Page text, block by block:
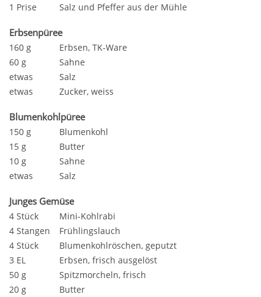
1 Prise
Salz und Pfeffer aus der Mühle
Erbsenpüree
160 g
Erbsen, TK-Ware
60 g
Sahne
etwas
Salz
etwas
Zucker, weiss
Blumenkohlpüree
150 g
Blumenkohl
15 g
Butter
10 g
Sahne
etwas
Salz
Junges Gemüse
4 Stück
Mini-Kohlrabi
4 Stangen
Frühlingslauch
4 Stück
Blumenkohlröschen, geputzt
3 EL
Erbsen, frisch ausgelöst
50 g
Spitzmorcheln, frisch
20 g
Butter